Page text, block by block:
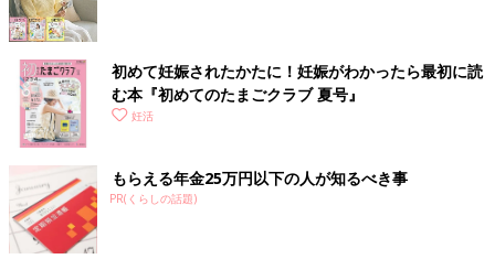
初めて妊娠されたかたに！妊娠がわかったら最初に読
む本『初めてのたまごクラブ 夏号』
妊活
もらえる年金25万円以下の人が知るべき事
PR(くらしの話題)